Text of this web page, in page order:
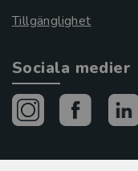
Tillgänglighet
Sociala medier